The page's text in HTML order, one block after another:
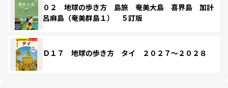
０２ 地球の歩き方 島旅 奄美大島 喜界島 加計
呂麻島（奄美群島１） ５訂版
Ｄ１７ 地球の歩き方 タイ ２０２７～２０２８